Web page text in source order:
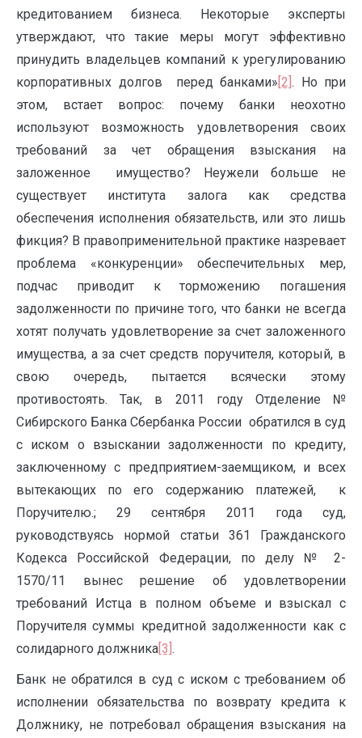
кредитованием бизнеса. Некоторые эксперты
утверждают, что такие меры могут эффективно
принудить владельцев компаний к урегулированию
корпоративных долгов перед банками» [2] . Но при
этом, встает вопрос: почему банки неохотно
используют возможность удовлетворения своих
требований за чет обращения взыскания на
заложенное имущество? Неужели больше не
существует института залога как средства
обеспечения исполнения обязательств, или это лишь
фикция? В правоприменительной практике назревает
проблема «конкуренции» обеспечительных мер,
подчас приводит к торможению погашения
задолженности по причине того, что банки не всегда
хотят получать удовлетворение за счет заложенного
имущества, а за счет средств поручителя, который, в
свою очередь, пытается всячески этому
противостоять. Так, в 2011 году Отделение №
Сибирского Банка Сбербанка России обратился в суд
с иском о взыскании задолженности по кредиту,
заключенному с предприятием-заемщиком, и всех
вытекающих по его содержанию платежей, к
Поручителю.; 29 сентября 2011 года суд,
руководствуясь нормой статьи 361 Гражданского
Кодекса Российской Федерации, по делу № 2-
1570/11 вынес решение об удовлетворении
требований Истца в полном объеме и взыскал с
Поручителя суммы кредитной задолженности как с
солидарного должника [3] .
Банк не обратился в суд с иском с требованием об
исполнении обязательства по возврату кредита к
Должнику, не потребовал обращения взыскания на